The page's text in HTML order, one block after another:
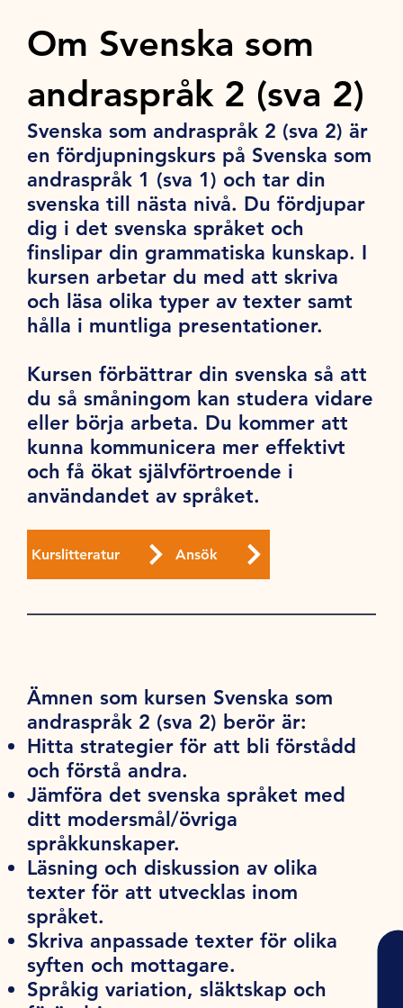
Om Svenska som
andraspråk 2 (sva 2)
Svenska som andraspråk 2 (sva 2) är
en fördjupningskurs på Svenska som
andraspråk 1 (sva 1) och tar din
svenska till nästa nivå. Du fördjupar
dig i det svenska språket och
finslipar din grammatiska kunskap. I
kursen arbetar du med att skriva
och läsa olika typer av texter samt
hålla i muntliga presentationer.
Kursen förbättrar din svenska så att
du så småningom kan studera vidare
eller börja arbeta. Du kommer att
kunna kommunicera mer effektivt
och få ökat självförtroende i
användandet av språket.
Kurslitteratur Ansök
Ämnen som kursen Svenska som
andraspråk 2 (sva 2) berör är:
Hitta strategier för att bli förstådd
och förstå andra.
Jämföra det svenska språket med
ditt modersmål/övriga
språkkunskaper.
Läsning och diskussion av olika
texter för att utvecklas inom
språket.
Skriva anpassade texter för olika
syften och mottagare.
Språkig variation, släktskap och